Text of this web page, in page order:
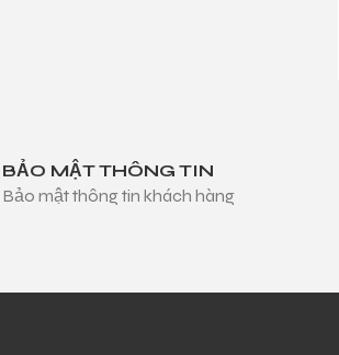
BẢO MẬT THÔNG TIN
Bảo mật thông tin khách hàng